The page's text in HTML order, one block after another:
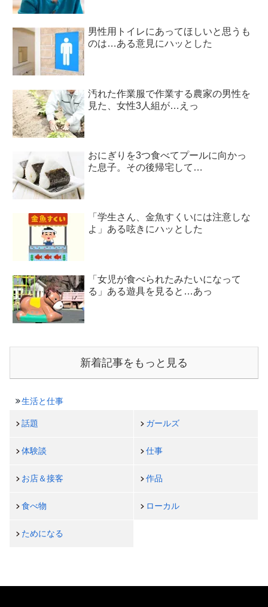
男性用トイレにあってほしいと思うも
のは…ある意見にハッとした
汚れた作業服で作業する農家の男性を
見た、女性3人組が…えっ
おにぎりを3つ食べてプールに向かっ
た息子。その後帰宅して…
「学生さん、金魚すくいには注意しな
よ」ある呟きにハッとした
「女児が食べられたみたいになって
る」ある遊具を見ると…あっ
新着記事をもっと見る
生活と仕事
話題 ガールズ
体験談 仕事
お店＆接客 作品
食べ物 ローカル
ためになる